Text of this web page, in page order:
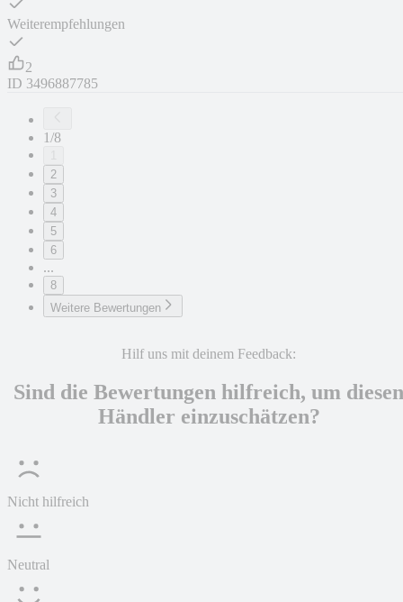
Weiterempfehlungen
2
ID 3496887785
1/8
2
3
4
5
6
...
8
Weitere Bewertungen
Hilf uns mit deinem Feedback:
Sind die Bewertungen hilfreich, um diesen
Händler einzuschätzen?
Nicht hilfreich
Neutral